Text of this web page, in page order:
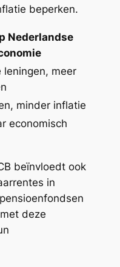
beperken.
Nederlandse
leningen, meer
minder inflatie
economisch
beïnvloedt ook
in
deze